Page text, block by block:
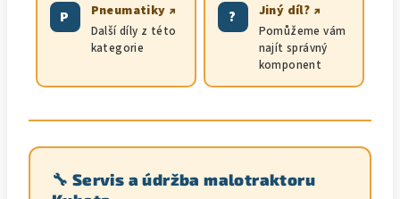
P Pneumatiky ↗
Další díly z této
kategorie
? Jiný díl? ↗
Pomůžeme vám
najít správný
komponent
🔧 Servis a údržba malotraktoru